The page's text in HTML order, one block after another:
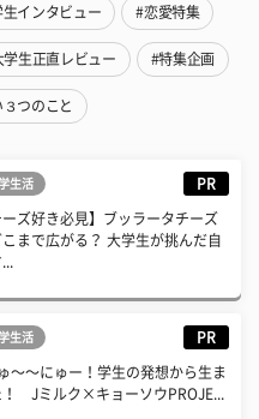
生インタビュー #恋愛特集
学生正直レビュー #特集企画
つのこと
生活 PR
ーズ好き必見】ブッラータチーズ
こまで広がる？ 大学生が挑んだ自
生活 PR
〜〜にゅー！学生の発想から生ま
！ Jミルク×キョーソウPROJE...